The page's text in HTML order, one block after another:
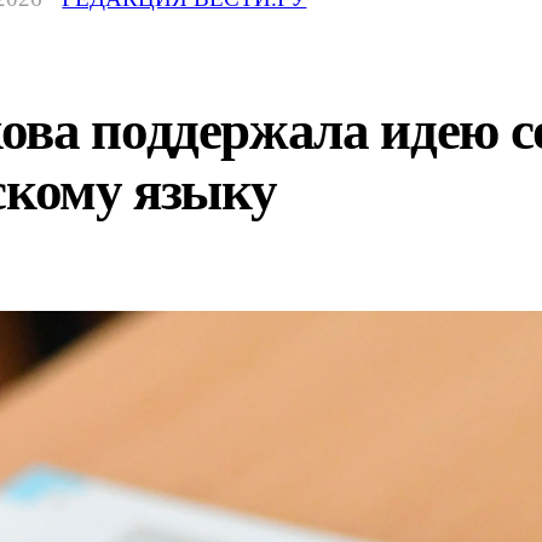
поддержала идею
языку